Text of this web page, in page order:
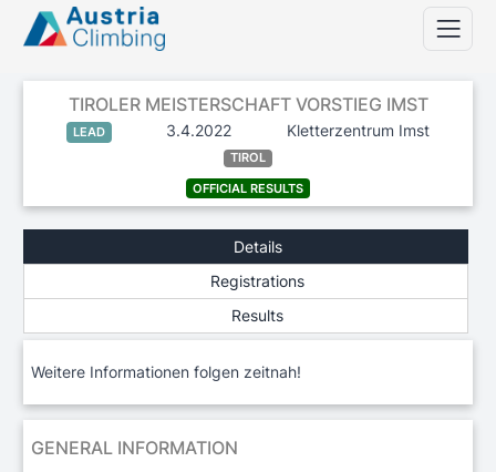
TIROLER MEISTERSCHAFT VORSTIEG IMST
LEAD 3.4.2022 Kletterzentrum Imst
TIROL
OFFICIAL RESULTS
Details
Registrations
Results
Weitere Informationen folgen zeitnah!
GENERAL INFORMATION